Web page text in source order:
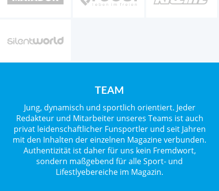
TEAM
Jung, dynamisch und sportlich orientiert. Jeder
Redakteur und Mitarbeiter unseres Teams ist auch
privat leidenschaftlicher Funsportler und seit Jahren
mit den Inhalten der einzelnen Magazine verbunden.
Authentizität ist daher für uns kein Fremdwort,
sondern maßgebend für alle Sport- und
Lifestlyebereiche im Magazin.